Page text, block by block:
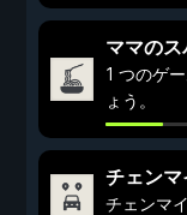
ママの
1 つのゲ
ょう。
チェン
チェンマ